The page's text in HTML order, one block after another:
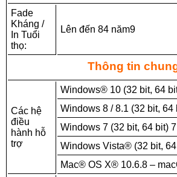
Fade
Kháng /
In Tuổi
thọ:
Lên đến 84 năm9
Thông tin
Các hệ
điều
hành hỗ
trợ
Windows® 10 (32 bit, 64
Windows 8 / 8.1 (32 bit, 64
Windows 7 (32 bit, 64 bit) 7
Windows Vista® (32 bit,
Mac® OS X® 10.6.8 –